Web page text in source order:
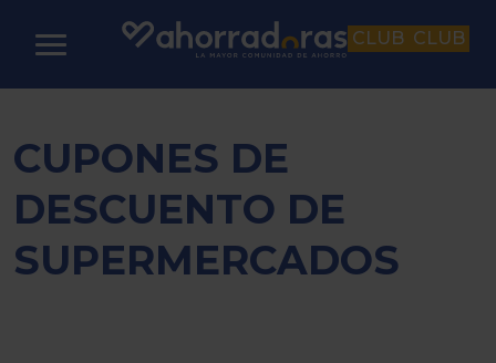
CLUB CLUB
CUPONES DE
DESCUENTO DE
SUPERMERCADOS